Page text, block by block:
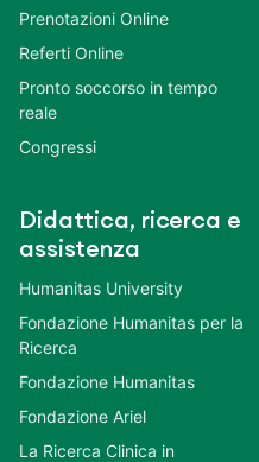
Prenotazioni Online
Referti Online
Pronto soccorso in tempo
reale
Congressi
Didattica, ricerca e
assistenza
Humanitas University
Fondazione Humanitas per la
Ricerca
Fondazione Humanitas
Fondazione Ariel
La Ricerca Clinica in